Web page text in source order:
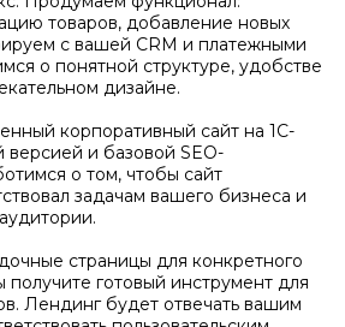
товаров, добавление новых
с вашей CRM и платежными
о понятной структуре, удобстве
дизайне.
корпоративный сайт на 1С-
версией и базовой SEO-
о том, чтобы сайт
задачам вашего бизнеса и
страницы для конкретного
получите готовый инструмент для
Лендинг будет отвечать вашим